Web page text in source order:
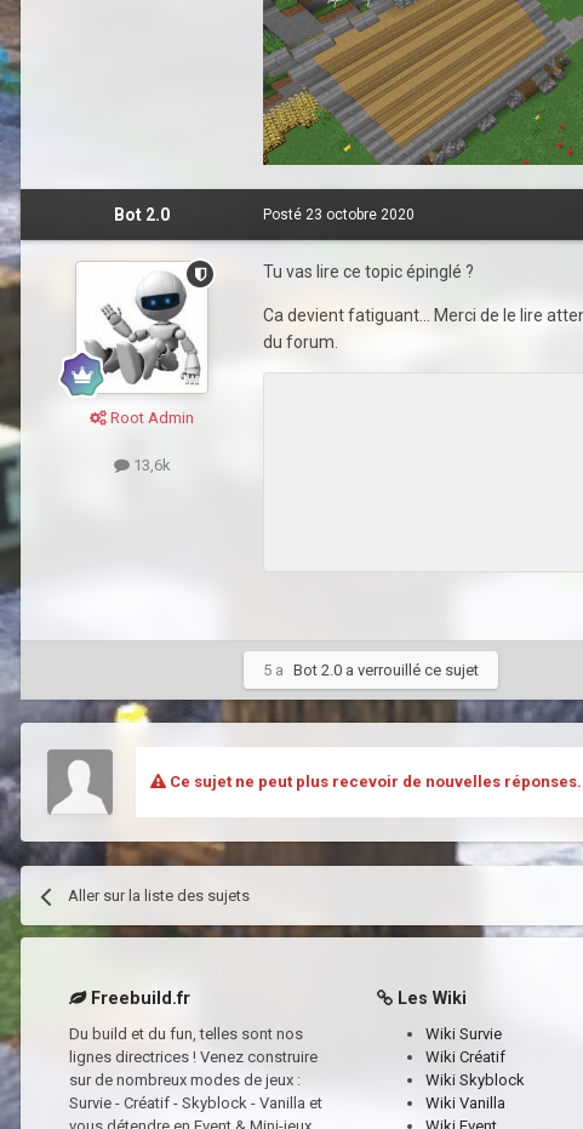
Bot 2.0
Root Admin
13,6k
Posté 23 octobre 2020
Tu vas lire ce topic épinglé ?
Ca devient fatiguant... Merci de le lire
du forum.
5 a Bot 2.0 a verrouillé ce sujet
Ce sujet ne peut plus recevoir de nouvelles réponses.
Aller sur la liste des sujets
Freebuild.fr
Du build et du fun, telles sont nos
lignes directrices ! Venez construire
sur de nombreux modes de jeux :
Survie - Créatif - Skyblock - Vanilla et
Les Wiki
Wiki Survie
Wiki Créatif
Wiki Skyblock
Wiki Vanilla